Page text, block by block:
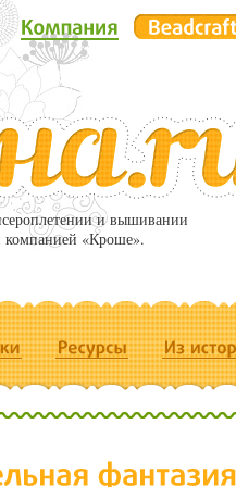
и вышивании
компанией «Кроше».